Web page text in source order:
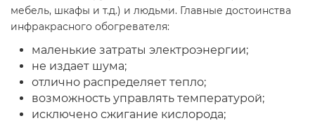
мебель, шкафы и т.д.) и людьми. Главные достоинства
инфракрасного обогревателя:
маленькие затраты электроэнергии;
не издает шума;
отлично распределяет тепло;
возможность управлять температурой;
исключено сжигание кислорода;